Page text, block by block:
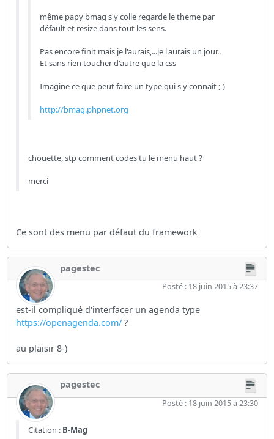
même papy bmag s'y colle regarde le theme par
défault et resize dans tout les sens.
Pas encore finit mais je l'aurais,...je l'aurais un jour..
Et sans rien toucher d'autre que la css
Imagine ce que peut faire un type qui s'y connait ;-)
http://bmag.phpnet.org
chouette, stp comment codes tu le menu haut ?
merci
Ce sont des menu par défaut du framework
pagestec
Posté : 18 juin 2015 à 23:37
est-il compliqué d'interfacer un agenda type
https://openagenda.com/ ?
au plaisir 8-)
pagestec
Posté : 18 juin 2015 à 23:30
Citation : B-Mag